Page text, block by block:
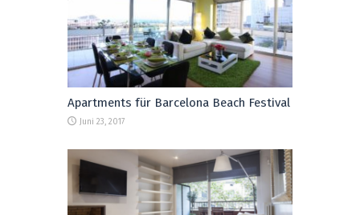
Apartments für Barcelona Beach Festival
Juni 23, 2017